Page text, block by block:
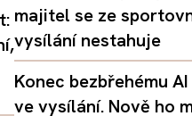
majitel se ze
vysílání nestahuje
Konec bezbřehému
ve vysílání. Nově ho